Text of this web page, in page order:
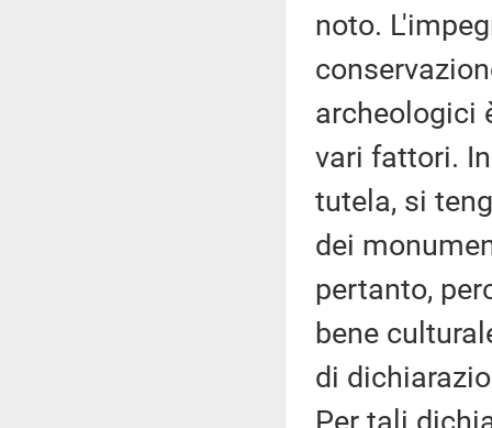
noto.
archeologici
vari fattori.
tutela, si
dei
pertanto,
bene
di